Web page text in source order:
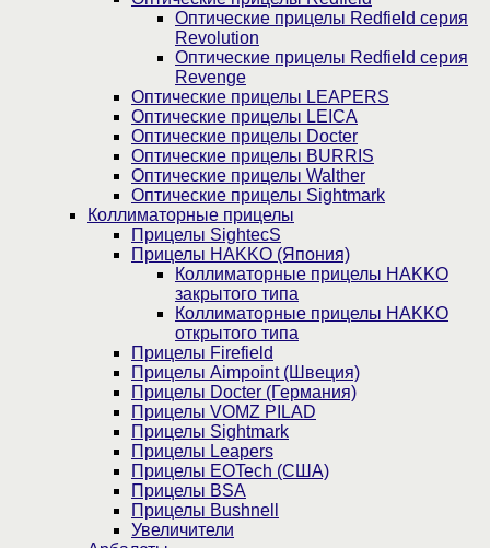
Оптические прицелы Redfield серия
Revolution
Оптические прицелы Redfield серия
Revenge
Оптические прицелы LEAPERS
Оптические прицелы LEICA
Оптические прицелы Docter
Оптические прицелы BURRIS
Оптические прицелы Walther
Оптические прицелы Sightmark
Коллиматорные прицелы
Прицелы SightecS
Прицелы HAKKO (Япония)
Коллиматорные прицелы HAKKO
закрытого типа
Коллиматорные прицелы HAKKO
открытого типа
Прицелы Firefield
Прицелы Aimpoint (Швеция)
Прицелы Docter (Германия)
Прицелы VOMZ PILAD
Прицелы Sightmark
Прицелы Leapers
Прицелы EOTech (США)
Прицелы BSA
Прицелы Bushnell
Увеличители